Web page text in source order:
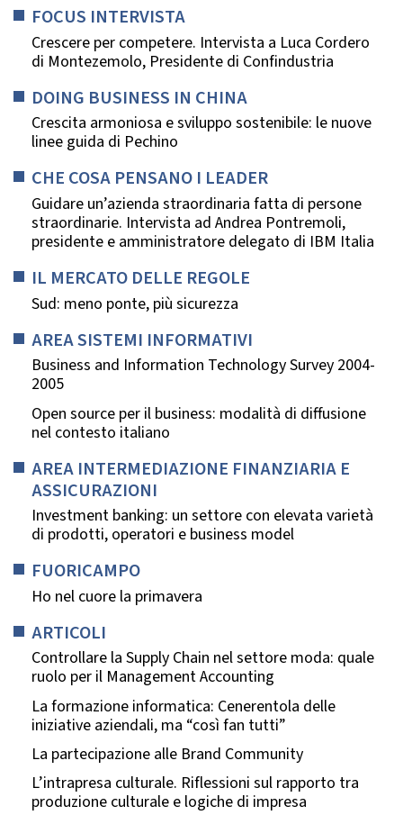
FOCUS INTERVISTA
Crescere per competere. Intervista a Luca Cordero
di Montezemolo, Presidente di Confindustria
DOING BUSINESS IN CHINA
Crescita armoniosa e sviluppo sostenibile: le nuove
linee guida di Pechino
CHE COSA PENSANO I LEADER
Guidare un’azienda straordinaria fatta di persone
straordinarie. Intervista ad Andrea Pontremoli,
presidente e amministratore delegato di IBM Italia
IL MERCATO DELLE REGOLE
Sud: meno ponte, più sicurezza
AREA SISTEMI INFORMATIVI
Business and Information Technology Survey 2004-
2005
Open source per il business: modalità di diffusione
nel contesto italiano
AREA INTERMEDIAZIONE FINANZIARIA E
ASSICURAZIONI
Investment banking: un settore con elevata varietà
di prodotti, operatori e business model
FUORICAMPO
Ho nel cuore la primavera
ARTICOLI
Controllare la Supply Chain nel settore moda: quale
ruolo per il Management Accounting
La formazione informatica: Cenerentola delle
iniziative aziendali, ma “così fan tutti”
La partecipazione alle Brand Community
L’intrapresa culturale. Riflessioni sul rapporto tra
produzione culturale e logiche di impresa